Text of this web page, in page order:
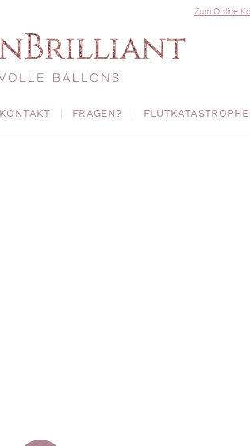
Zum Online
KONTAKT FRAGEN? FLUTKATASTROPHE